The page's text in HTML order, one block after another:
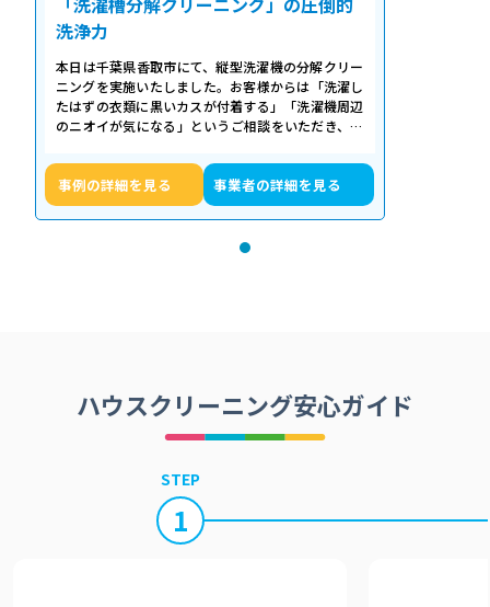
洗浄力
本日は千葉県香取市にて、縦型洗濯機の分解クリー
ニングを実施いたしました。お客様からは「洗濯し
たはずの衣類に黒いカスが付着する」「洗濯機周辺
のニオイが気になる」というご相談をいただき、内
事例の詳細を見る 事業者の詳細を見る
ハウスクリーニング安心ガイド
STEP
1